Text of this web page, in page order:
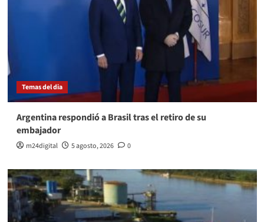
Temas del dia
Argentina respondió a Brasil tras el retiro de su
embajador
m24digital 5 agosto, 2026 0